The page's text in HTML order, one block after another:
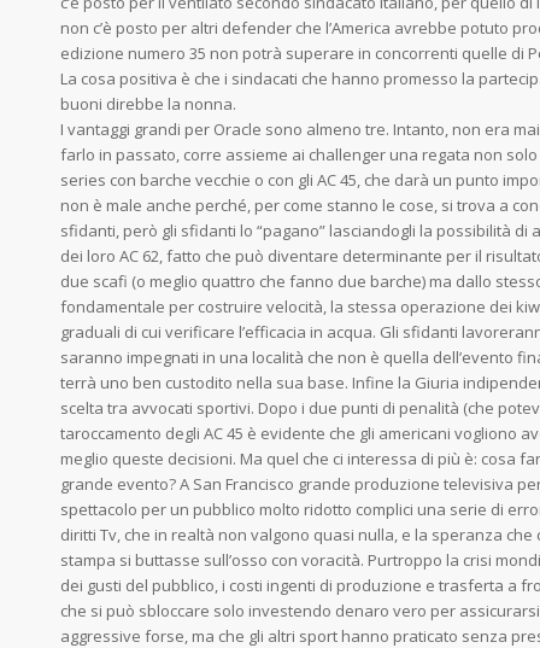
non c’è posto per altri defender che l’America avrebbe potuto
edizione numero 35 non potrà superare in concorrenti quelle di
La cosa positiva è che i sindacati che hanno promesso la
buoni direbbe la nonna.
I vantaggi grandi per Oracle sono almeno tre. Intanto, non era
farlo in passato, corre assieme ai challenger una regata non
series con barche vecchie o con gli AC 45, che darà un punto
non è male anche perché, per come stanno le cose, si trova a
sfidanti, però gli sfidanti lo “pagano” lasciandogli la possibilità
dei loro AC 62, fatto che può diventare determinante per il
due scafi (o meglio quattro che fanno due barche) ma dallo
fondamentale per costruire velocità, la stessa operazione dei
graduali di cui verificare l’efficacia in acqua. Gli sfidanti
saranno impegnati in una località che non è quella dell’evento
terrà uno ben custodito nella sua base. Infine la Giuria
scelta tra avvocati sportivi. Dopo i due punti di penalità (che
taroccamento degli AC 45 è evidente che gli americani vogliono
meglio queste decisioni. Ma quel che ci interessa di più è: cosa
grande evento? A San Francisco grande produzione televisiva
spettacolo per un pubblico molto ridotto complici una serie di
diritti Tv, che in realtà non valgono quasi nulla, e la speranza
stampa si buttasse sull’osso con voracità. Purtroppo la crisi
dei gusti del pubblico, i costi ingenti di produzione e trasferta a
che si può sbloccare solo investendo denaro vero per
aggressive forse, ma che gli altri sport hanno praticato senza